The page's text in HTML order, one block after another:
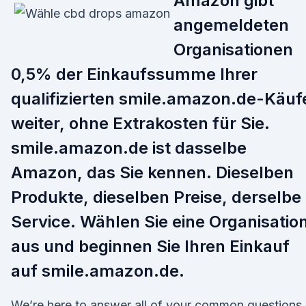
angemeldeten
Organisationen
0,5% der Einkaufssumme Ihrer
qualifizierten smile.amazon.de-
weiter, ohne Extrakosten für Sie.
smile.amazon.de ist dasselbe
Amazon, das Sie kennen. Dieselben
Produkte, dieselben Preise, derselbe
Service. Wählen Sie eine
aus und beginnen Sie Ihren Einkauf
auf smile.amazon.de.